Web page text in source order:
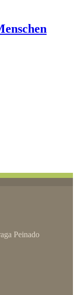
Peinado